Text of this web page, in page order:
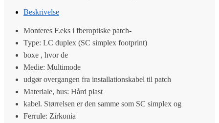
Beskrivelse
Monteres F.eks i fberoptiske patch-
Type: LC duplex (SC simplex footprint)
boxe , hvor de
Medie: Multimode
udgør overgangen fra installationskabel til patch
Materiale, hus: Hård plast
kabel. Størrelsen er den samme som SC simplex og
Ferrule: Zirkonia